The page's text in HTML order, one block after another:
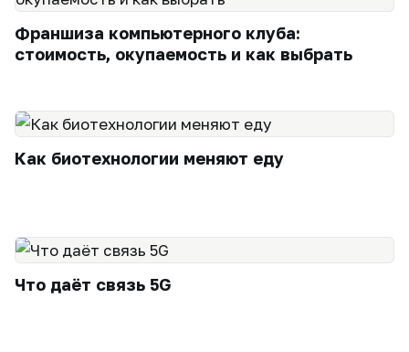
Франшиза компьютерного клуба:
стоимость, окупаемость и как выбрать
Как биотехнологии меняют еду
Что даёт связь 5G